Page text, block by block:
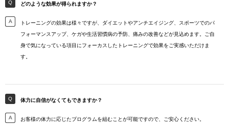
どのような効果が得られますか？
トレーニングの効果は様々ですが、ダイエットやアンチエイジング、スポーツでのパ
フォーマンスアップ、ケガや生活習慣病の予防、痛みの改善などが見込めます。ご自
身で気になっている項目にフォーカスしたトレーニングで効果をご実感いただけま
す。
体力に自信がなくてもできますか？
お客様の体力に応じたプログラムを組むことが可能ですので、ご安心ください。